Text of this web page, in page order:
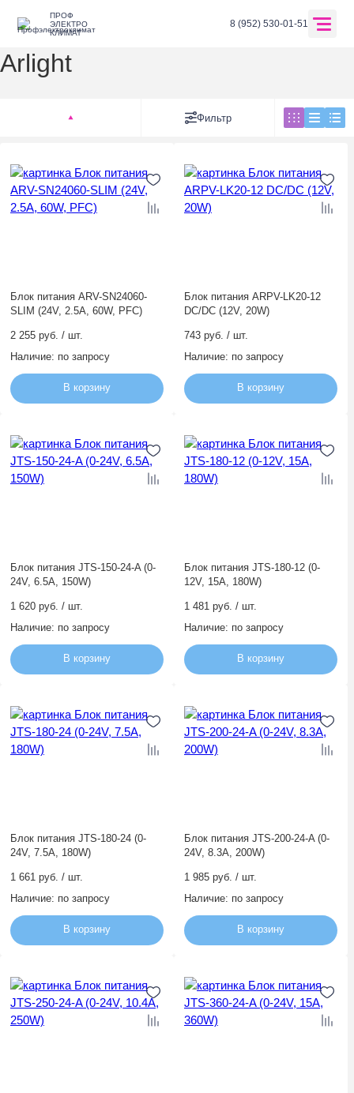
ПРОФ
ЭЛЕКТРО
КЛИМАТ
8 (952) 530-01-51
ГлавнаяБренды
Arlight
Фильтр
Блок питания ARV-SN24060-
SLIM (24V, 2.5A, 60W, PFC)
2 255 руб. / шт.
Наличие: по запросу
В корзину
Блок питания ARPV-LK20-12
DC/DC (12V, 20W)
743 руб. / шт.
Наличие: по запросу
В корзину
Блок питания JTS-150-24-A (0-
24V, 6.5A, 150W)
1 620 руб. / шт.
Наличие: по запросу
В корзину
Блок питания JTS-180-12 (0-
12V, 15A, 180W)
1 481 руб. / шт.
Наличие: по запросу
В корзину
Блок питания JTS-180-24 (0-
24V, 7.5A, 180W)
1 661 руб. / шт.
Наличие: по запросу
В корзину
Блок питания JTS-200-24-A (0-
24V, 8.3A, 200W)
1 985 руб. / шт.
Наличие: по запросу
В корзину
Каталог
Бренды
Заявка на подбор оборудования